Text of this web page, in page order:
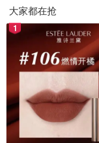
大家都在抢
1